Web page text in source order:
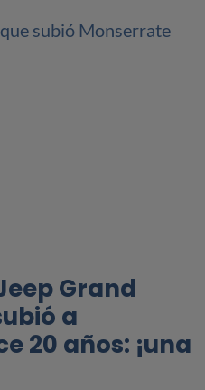
Grand
a
20 años: ¡una